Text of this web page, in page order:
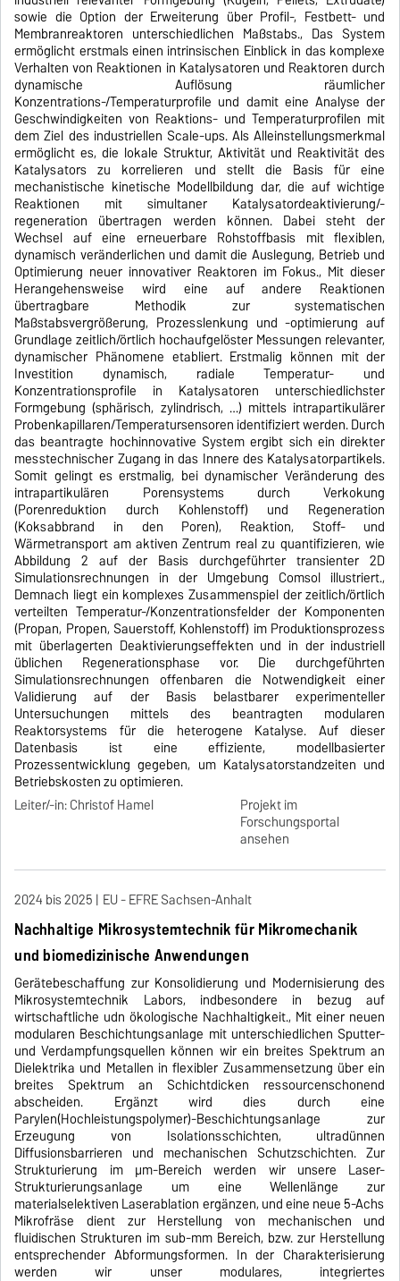
sowie die Option der Erweiterung über Profil-, Festbett- und
Membranreaktoren unterschiedlichen Maßstabs., Das System
ermöglicht erstmals einen intrinsischen Einblick in das komplexe
Verhalten von Reaktionen in Katalysatoren und Reaktoren durch
dynamische Auflösung räumlicher
Konzentrations-/Temperaturprofile und damit eine Analyse der
Geschwindigkeiten von Reaktions- und Temperaturprofilen mit
dem Ziel des industriellen Scale-ups. Als Alleinstellungsmerkmal
ermöglicht es, die lokale Struktur, Aktivität und Reaktivität des
Katalysators zu korrelieren und stellt die Basis für eine
mechanistische kinetische Modellbildung dar, die auf wichtige
Reaktionen mit simultaner Katalysatordeaktivierung/-
regeneration übertragen werden können. Dabei steht der
Wechsel auf eine erneuerbare Rohstoffbasis mit flexiblen,
dynamisch veränderlichen und damit die Auslegung, Betrieb und
Optimierung neuer innovativer Reaktoren im Fokus., Mit dieser
Herangehensweise wird eine auf andere Reaktionen
übertragbare Methodik zur systematischen
Maßstabsvergrößerung, Prozesslenkung und -optimierung auf
Grundlage zeitlich/örtlich hochaufgelöster Messungen relevanter,
dynamischer Phänomene etabliert. Erstmalig können mit der
Investition dynamisch, radiale Temperatur- und
Konzentrationsprofile in Katalysatoren unterschiedlichster
Formgebung (sphärisch, zylindrisch, …) mittels intrapartikulärer
Probenkapillaren/Temperatursensoren identifiziert werden. Durch
das beantragte hochinnovative System ergibt sich ein direkter
messtechnischer Zugang in das Innere des Katalysatorpartikels.
Somit gelingt es erstmalig, bei dynamischer Veränderung des
intrapartikulären Porensystems durch Verkokung
(Porenreduktion durch Kohlenstoff) und Regeneration
(Koksabbrand in den Poren), Reaktion, Stoff- und
Wärmetransport am aktiven Zentrum real zu quantifizieren, wie
Abbildung 2 auf der Basis durchgeführter transienter 2D
Simulationsrechnungen in der Umgebung Comsol illustriert.,
Demnach liegt ein komplexes Zusammenspiel der zeitlich/örtlich
verteilten Temperatur-/Konzentrationsfelder der Komponenten
(Propan, Propen, Sauerstoff, Kohlenstoff) im Produktionsprozess
mit überlagerten Deaktivierungseffekten und in der industriell
üblichen Regenerationsphase vor. Die durchgeführten
Simulationsrechnungen offenbaren die Notwendigkeit einer
Validierung auf der Basis belastbarer experimenteller
Untersuchungen mittels des beantragten modularen
Reaktorsystems für die heterogene Katalyse. Auf dieser
Datenbasis ist eine effiziente, modellbasierter
Prozessentwicklung gegeben, um Katalysatorstandzeiten und
Betriebskosten zu optimieren.
Leiter/-in: Christof Hamel
Projekt im
Forschungsportal
ansehen
2024 bis 2025 EU - EFRE Sachsen-Anhalt
Nachhaltige Mikrosystemtechnik für Mikromechanik
und biomedizinische Anwendungen
Gerätebeschaffung zur Konsolidierung und Modernisierung des
Mikrosystemtechnik Labors, indbesondere in bezug auf
wirtschaftliche udn ökologische Nachhaltigkeit., Mit einer neuen
modularen Beschichtungsanlage mit unterschiedlichen Sputter-
und Verdampfungsquellen können wir ein breites Spektrum an
Dielektrika und Metallen in flexibler Zusammensetzung über ein
breites Spektrum an Schichtdicken ressourcenschonend
abscheiden. Ergänzt wird dies durch eine
Parylen(Hochleistungspolymer)-Beschichtungsanlage zur
Erzeugung von Isolationsschichten, ultradünnen
Diffusionsbarrieren und mechanischen Schutzschichten. Zur
Strukturierung im µm-Bereich werden wir unsere Laser-
Strukturierungsanlage um eine Wellenlänge zur
materialselektiven Laserablation ergänzen, und eine neue 5-Achs
Mikrofräse dient zur Herstellung von mechanischen und
fluidischen Strukturen im sub-mm Bereich, bzw. zur Herstellung
entsprechender Abformungsformen. In der Charakterisierung
werden wir unser modulares, integriertes